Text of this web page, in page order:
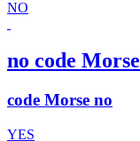
NO
no code Morse
code Morse no
YES